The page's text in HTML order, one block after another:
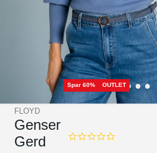
Spar 60% OUTLET
FLOYD
Genser
Gerd
0.0